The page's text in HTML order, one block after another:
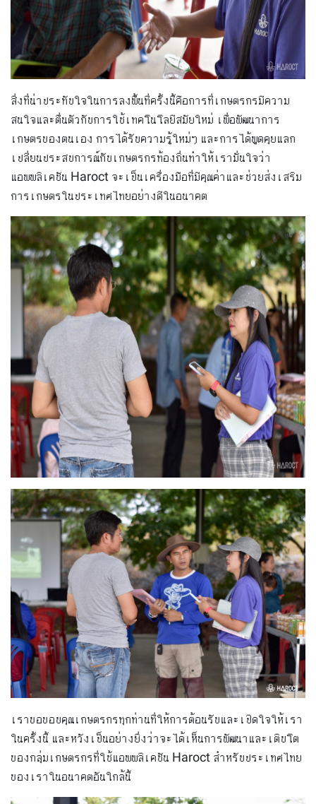
สิ่งที่น่าประทับใจในการลงพื้นที่ครั้งนี้คือการที่เกษตรกรมีความ
สนใจและตื่นตัวกับการใช้เทคโนโลยีสมัยใหม่ เพื่อพัฒนาการ
เกษตรของตนเอง การได้รับความรู้ใหม่ๆ และการได้พูดคุยแลก
เปลี่ยนประสบการณ์กับเกษตรกรท้องถิ่นทำให้เรามั่นใจว่า
แอพพลิเคชัน Haroct จะเป็นเครื่องมือที่มีคุณค่าและช่วยส่งเสริม
การเกษตรในประเทศไทยอย่างดีในอนาคต
เราขอขอบคุณเกษตรกรทุกท่านที่ให้การต้อนรับและเปิดใจให้เรา
ในครั้งนี้ และหวังเป็นอย่างยิ่งว่าจะได้เห็นการพัฒนาและเติบโต
ของกลุ่มเกษตรกรที่ใช้แอพพลิเคชัน Haroct สำหรับประเทศไทย
ของเราในอนาคตอันใกล้นี้